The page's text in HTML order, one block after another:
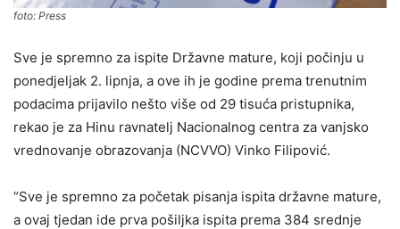
foto: Press
Sve je spremno za ispite Državne mature, koji počinju u
ponedjeljak 2. lipnja, a ove ih je godine prema trenutnim
podacima prijavilo nešto više od 29 tisuća pristupnika,
rekao je za Hinu ravnatelj Nacionalnog centra za vanjsko
vrednovanje obrazovanja (NCVVO) Vinko Filipović.
“Sve je spremno za početak pisanja ispita državne mature,
a ovaj tjedan ide prva pošiljka ispita prema 384 srednje